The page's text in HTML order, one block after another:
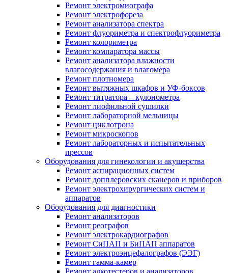
Ремонт электромиографа
Ремонт электрофореза
Ремонт анализатора спектра
Ремонт флуориметра и спектрофлуориметра
Ремонт колориметра
Ремонт компаратора массы
Ремонт анализатора влажности
влагосодержания и влагомера
Ремонт плотномера
Ремонт вытяжных шкафов и УФ-боксов
Ремонт титратора – кулонометра
Ремонт лиофильной сушилки
Ремонт лабораторной мельницы
Ремонт циклотрона
Ремонт микроскопов
Ремонт лабораторных и испытательных
прессов
Оборудования для гинекологии и акушерства
Ремонт аспирационных систем
Ремонт допплеровских сканеров и приборов
Ремонт электрохирургических систем и
аппаратов
Оборудования для диагностики
Ремонт анализаторов
Ремонт реографов
Ремонт электрокардиографов
Ремонт СиПАП и БиПАП аппаратов
Ремонт электроэнцефалографов (ЭЭГ)
Ремонт гамма-камер
Ремонт алкотестеров и анализаторов